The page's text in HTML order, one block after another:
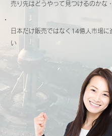
売り先はどうやって見つけるのかな
日本だけ販売ではなく14億人市場に
い